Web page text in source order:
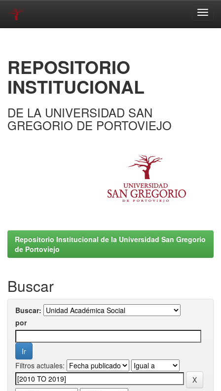
REPOSITORIO
INSTITUCIONAL
DE LA UNIVERSIDAD SAN
GREGORIO DE PORTOVIEJO
Repositorio Institucional de la Universidad San Gregorio
de Portoviejo
Buscar
Buscar:
por
Filtros actuales: